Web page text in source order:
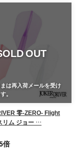
OUT
は再入荷メールを受け
。
零-ZERO- Flight
リム ジョー …
倍